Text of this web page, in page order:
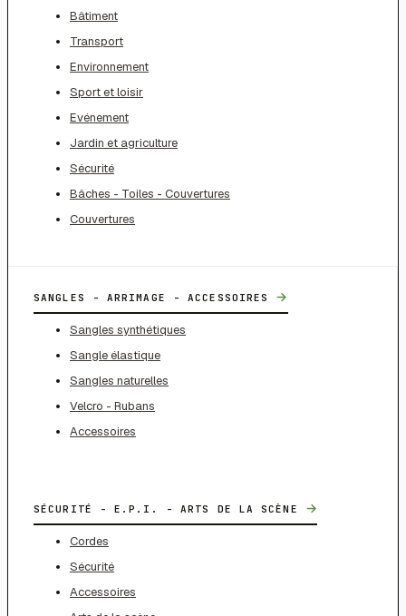
Bâtiment
Transport
Environnement
Sport et loisir
Evénement
Jardin et agriculture
Sécurité
Bâches - Toiles - Couvertures
Couvertures
SANGLES - ARRIMAGE - ACCESSOIRES →
Sangles synthétiques
Sangle élastique
Sangles naturelles
Velcro - Rubans
Accessoires
SÉCURITÉ - E.P.I. - ARTS DE LA SCÈNE →
Cordes
Sécurité
Accessoires